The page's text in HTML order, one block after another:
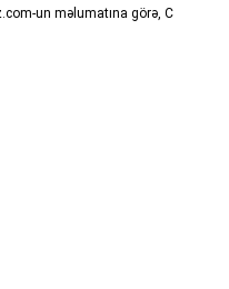
un məlumatına görə, C